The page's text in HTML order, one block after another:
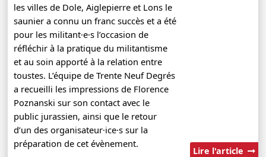
les villes de Dole, Aiglepierre et Lons le
saunier a connu un franc succès et a été
pour les militant·e·s l’occasion de
réfléchir à la pratique du militantisme
et au soin apporté à la relation entre
toustes. L’équipe de Trente Neuf Degrés
a recueilli les impressions de Florence
Poznanski sur son contact avec le
public jurassien, ainsi que le retour
d’un des organisateur·ice·s sur la
préparation de cet évènement.
Lire l'article